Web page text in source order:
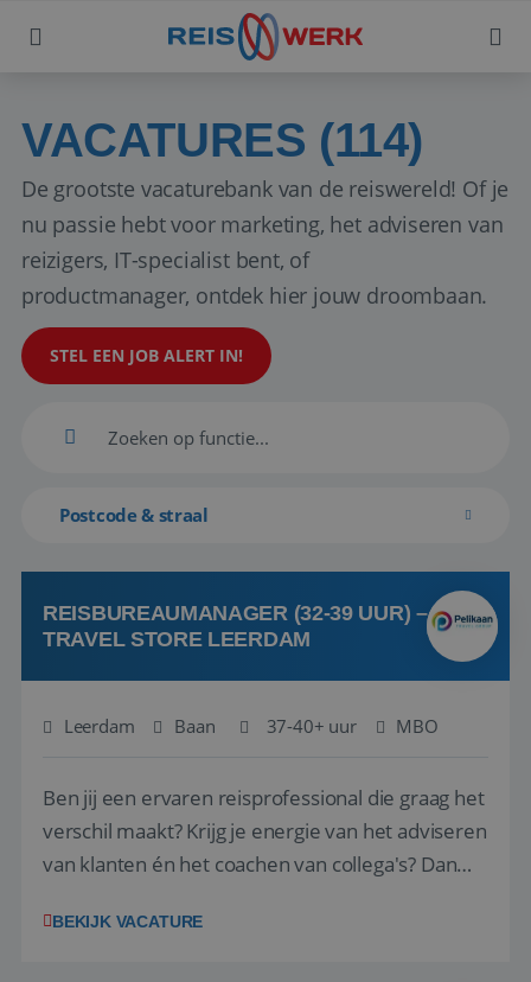
VACATURES (114)
De grootste vacaturebank van de reiswereld! Of je
nu passie hebt voor marketing, het adviseren van
reizigers, IT-specialist bent, of
productmanager, ontdek hier jouw droombaan.
STEL EEN JOB ALERT IN!
Postcode & straal
REISBUREAUMANAGER (32-39 UUR) –
TRAVEL STORE LEERDAM
Leerdam Baan 37-40+ uur MBO
Ben jij een ervaren reisprofessional die graag het
verschil maakt? Krijg je energie van het adviseren
van klanten én het coachen van collega's? Dan
(onderdeel van Pelikaan Travel Group) zoeken
BEKIJK VACATURE